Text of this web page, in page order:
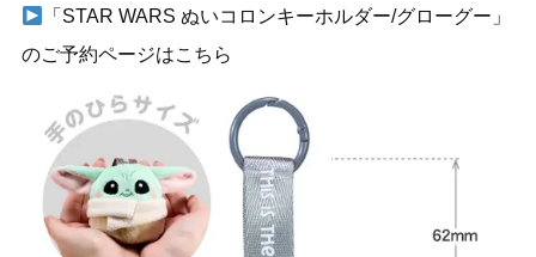
「STAR WARS ぬいコロンキーホルダー/グローグー」
のご予約ページはこちら